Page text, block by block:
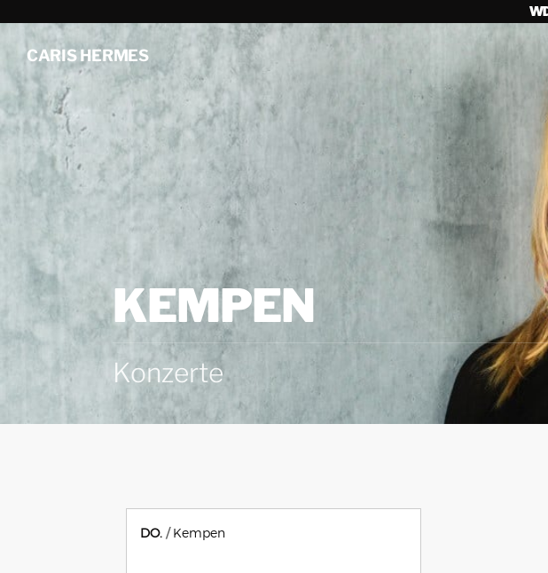
CARIS HERMES
KEMPEN
Konzerte
DO. Kempen